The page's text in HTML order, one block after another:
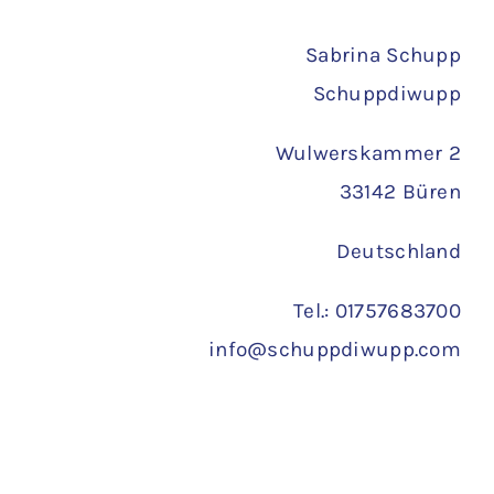
Sabrina Schupp
Schuppdiwupp
Wulwerskammer 2
33142 Büren
Deutschland
Tel.: 01757683700
info@schuppdiwupp.com